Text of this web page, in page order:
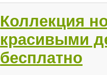
Коллекция
красивыми
бесплатно